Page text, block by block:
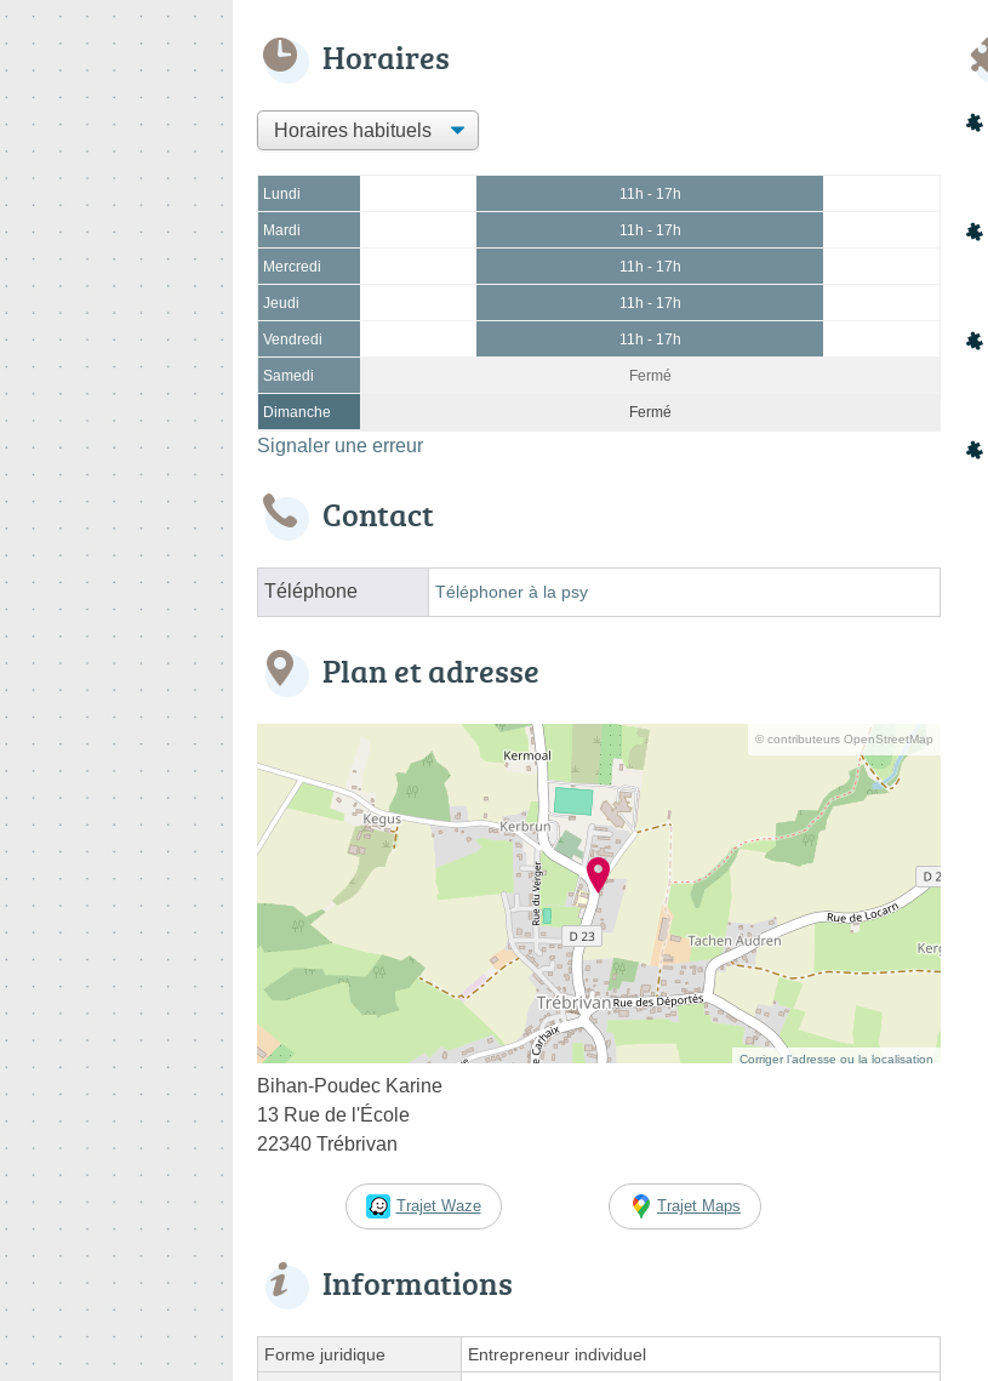
Horaires
Lundi 11h - 17h
Mardi 11h - 17h
Mercredi 11h - 17h
Jeudi 11h - 17h
Vendredi 11h - 17h
Samedi Fermé
Dimanche Fermé
Signaler une erreur
Contact
Téléphone Téléphoner à la psy
Plan et adresse
© contributeurs OpenStreetMap
Corriger l’adresse ou la localisation
Bihan-Poudec Karine
13 Rue de l'École
22340 Trébrivan
Trajet Waze Trajet Maps
Informations
Forme juridique
Entrepreneur individuel